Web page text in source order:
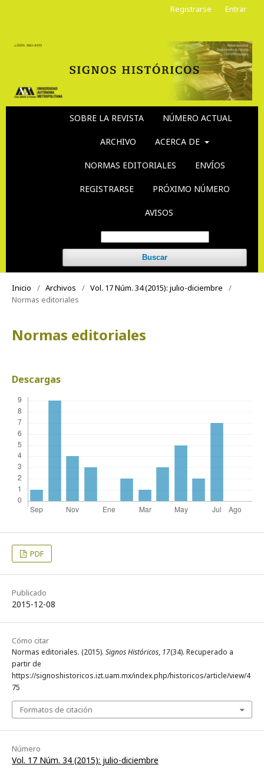
SOBRE LA REVISTA NÚMERO ACTUAL
ARCHIVO ACERCA DE
NORMAS EDITORIALES ENVÍOS
REGISTRARSE PRÓXIMO NÚMERO
AVISOS
Buscar
Registrarse Entrar
Inicio / Archivos / Vol. 17 Núm. 34 (2015): julio-diciembre
/
Normas editoriales
Normas editoriales
Descargas
PDF
Publicado
2015-12-08
Cómo citar
Normas editoriales. (2015). Signos Históricos, 17(34). Recuperado a
partir de
https://signoshistoricos.izt.uam.mx/index.php/historicos/article/view/4
75
Formatos de citación
Número
Vol. 17 Núm. 34 (2015): julio-diciembre